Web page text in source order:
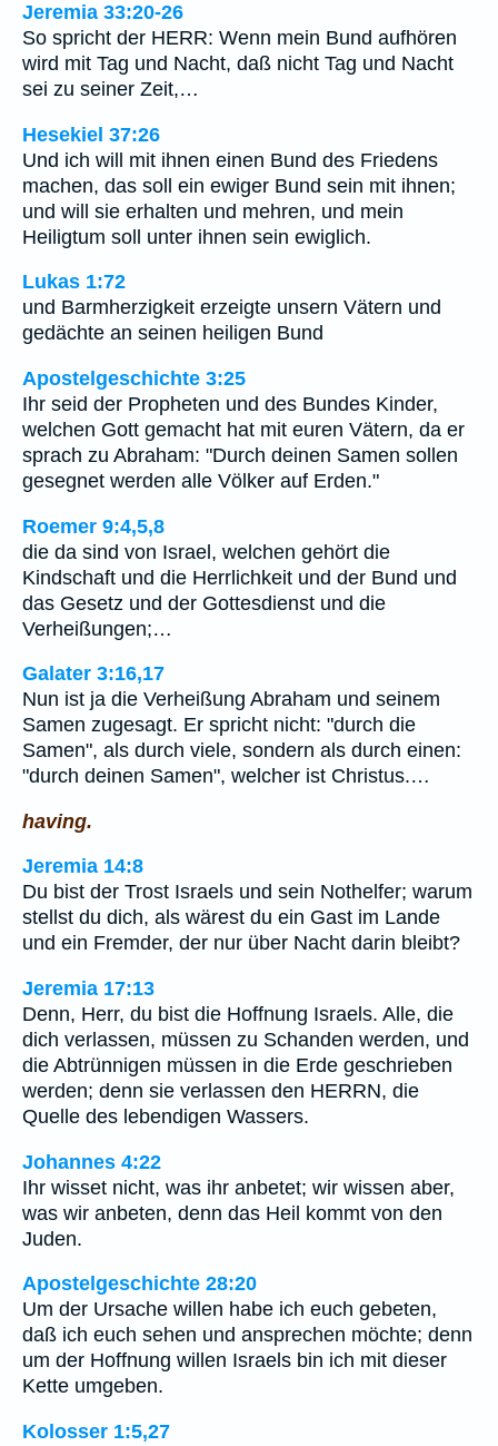
Jeremia 33:20-26
So spricht der HERR: Wenn mein Bund aufhören
wird mit Tag und Nacht, daß nicht Tag und Nacht
sei zu seiner Zeit,…
Hesekiel 37:26
Und ich will mit ihnen einen Bund des Friedens
machen, das soll ein ewiger Bund sein mit ihnen;
und will sie erhalten und mehren, und mein
Heiligtum soll unter ihnen sein ewiglich.
Lukas 1:72
und Barmherzigkeit erzeigte unsern Vätern und
gedächte an seinen heiligen Bund
Apostelgeschichte 3:25
Ihr seid der Propheten und des Bundes Kinder,
welchen Gott gemacht hat mit euren Vätern, da er
sprach zu Abraham: "Durch deinen Samen sollen
gesegnet werden alle Völker auf Erden."
Roemer 9:4,5,8
die da sind von Israel, welchen gehört die
Kindschaft und die Herrlichkeit und der Bund und
das Gesetz und der Gottesdienst und die
Verheißungen;…
Galater 3:16,17
Nun ist ja die Verheißung Abraham und seinem
Samen zugesagt. Er spricht nicht: "durch die
Samen", als durch viele, sondern als durch einen:
"durch deinen Samen", welcher ist Christus.…
having.
Jeremia 14:8
Du bist der Trost Israels und sein Nothelfer; warum
stellst du dich, als wärest du ein Gast im Lande
und ein Fremder, der nur über Nacht darin bleibt?
Jeremia 17:13
Denn, Herr, du bist die Hoffnung Israels. Alle, die
dich verlassen, müssen zu Schanden werden, und
die Abtrünnigen müssen in die Erde geschrieben
werden; denn sie verlassen den HERRN, die
Quelle des lebendigen Wassers.
Johannes 4:22
Ihr wisset nicht, was ihr anbetet; wir wissen aber,
was wir anbeten, denn das Heil kommt von den
Juden.
Apostelgeschichte 28:20
Um der Ursache willen habe ich euch gebeten,
daß ich euch sehen und ansprechen möchte; denn
um der Hoffnung willen Israels bin ich mit dieser
Kette umgeben.
Kolosser 1:5,27